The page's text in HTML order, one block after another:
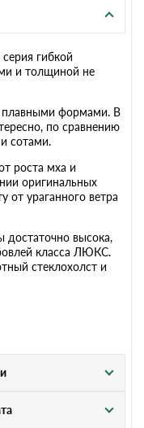
гибкой
и толщиной не
плавными формами. В
по сравнению
сотами.
роста мха и
оригинальных
от ураганного ветра
достаточно высока,
класса ЛЮКС.
стеклохолст и